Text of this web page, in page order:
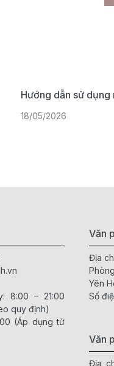
Hướng dẫn sử dụng
18/05/2026
8:00 – 21:00
quy định)
(Áp dụng từ
Văn
Địa
Yên
Số
Văn
Địa